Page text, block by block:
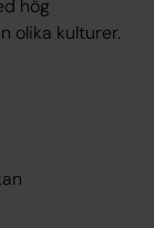
hög
olika kulturer.